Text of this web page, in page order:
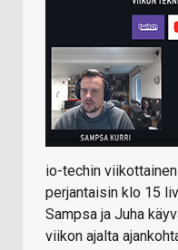
io-techin
perjantaisin klo 15
Sampsa ja Juha
viikon ajalta